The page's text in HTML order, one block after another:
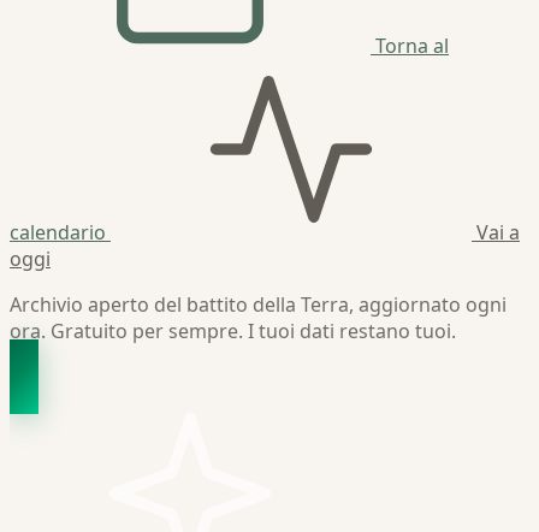
Torna al
calendario
Vai a
oggi
Archivio aperto del battito della Terra, aggiornato ogni
ora. Gratuito per sempre. I tuoi dati restano tuoi.